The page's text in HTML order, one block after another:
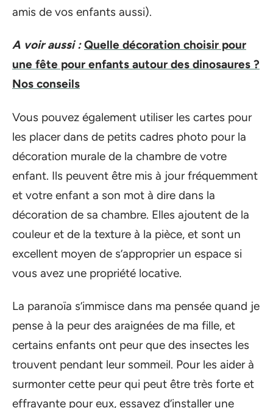
amis de vos enfants aussi).
A voir aussi : Quelle décoration choisir pour
une fête pour enfants autour des dinosaures ?
Nos conseils
Vous pouvez également utiliser les cartes pour
les placer dans de petits cadres photo pour la
décoration murale de la chambre de votre
enfant. Ils peuvent être mis à jour fréquemment
et votre enfant a son mot à dire dans la
décoration de sa chambre. Elles ajoutent de la
couleur et de la texture à la pièce, et sont un
excellent moyen de s’approprier un espace si
vous avez une propriété locative.
La paranoïa s’immisce dans ma pensée quand je
pense à la peur des araignées de ma fille, et
certains enfants ont peur que des insectes les
trouvent pendant leur sommeil. Pour les aider à
surmonter cette peur qui peut être très forte et
effrayante pour eux, essayez d’installer une